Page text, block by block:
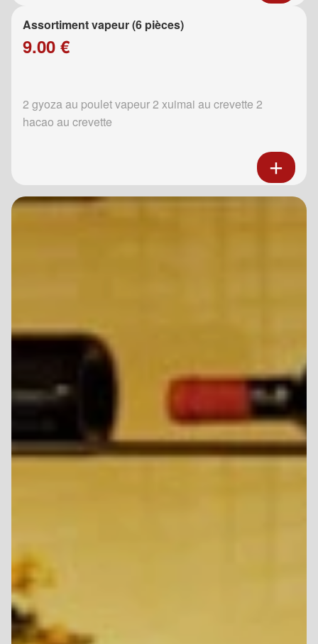
Assortiment vapeur (6 pièces)
9.00 €
2 gyoza au poulet vapeur 2 xuimai au crevette 2
hacao au crevette